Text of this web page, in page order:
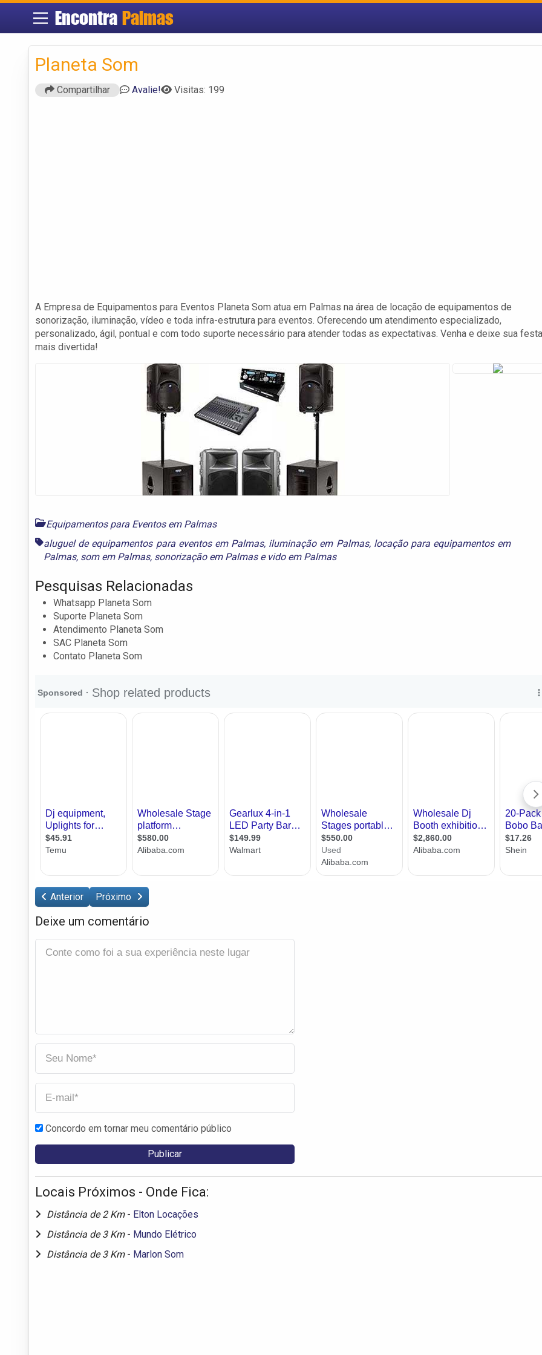
Encontra Palmas
Planeta Som
Compartilhar Avalie! Visitas: 199
A Empresa de Equipamentos para Eventos Planeta Som atua em Palmas na área de locação de equipamentos de
sonorização, iluminação, vídeo e toda infra-estrutura para eventos. Oferecendo um atendimento especializado,
personalizado, ágil, pontual e com todo suporte necessário para atender todas as expectativas. Venha e deixe sua festa
mais divertida!
Equipamentos para Eventos em Palmas
aluguel de equipamentos para eventos em Palmas, iluminação em Palmas, locação para equipamentos em
Palmas, som em Palmas, sonorização em Palmase vido em Palmas
Pesquisas Relacionadas
Whatsapp Planeta Som
Suporte Planeta Som
Atendimento Planeta Som
SAC Planeta Som
Contato Planeta Som
Anterior Próximo
Deixe um comentário
Concordo em tornar meu comentário público
Locais Próximos - Onde Fica:
Distância de 2 Km - Elton Locações
Distância de 3 Km - Mundo Elétrico
Distância de 3 Km - Marlon Som